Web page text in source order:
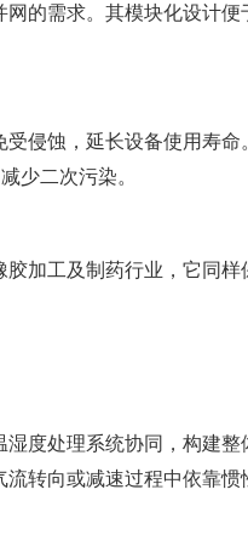
的需求。其模块化设计便
侵蚀，延长设备使用寿命
少二次污染。
加工及制药行业，它同样
度处理系统协同，构建整
转向或减速过程中依靠惯